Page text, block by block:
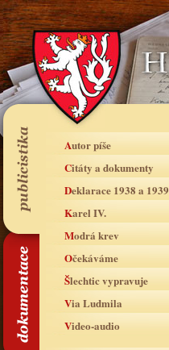
Autor píše
Citáty a dokumenty
Deklarace 1938 a 1939
Karel IV.
Modrá krev
Očekáváme
Šlechtic vypravuje
Via Ludmila
Video-audio